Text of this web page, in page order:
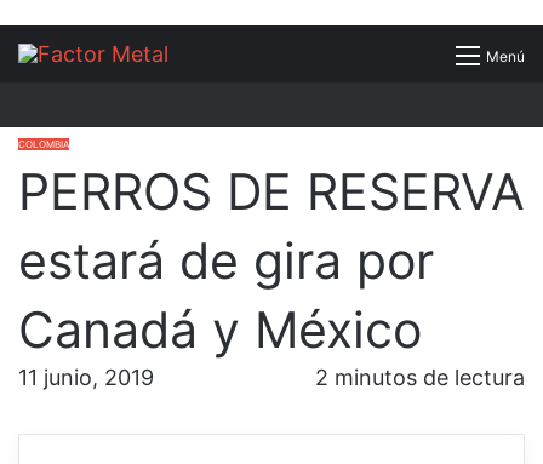
Menú
Buscar
COLOMBIA
PERROS DE RESERVA
estará de gira por
Canadá y México
11 junio, 2019 2 minutos de lectura